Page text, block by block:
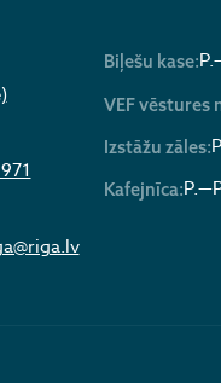
Biļešu kase:
VEF vēstures
Izstāžu zāles:
Kafejnīca: